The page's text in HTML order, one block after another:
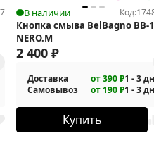
В наличии Код:
Кнопка смыва BelBagno BB-
NERO.M
2 400 ₽
Доставка от 390 ₽1 - 3
Самовывоз
от 190 ₽1 - 3
Купить